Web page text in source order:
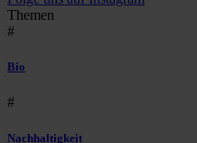
Themen
#
Bio
#
Nachhaltigkeit